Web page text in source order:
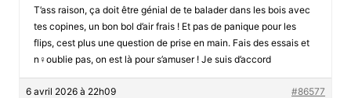
T’ass raison, ça doit être génial de te balader dans les bois avec
tes copines, un bon bol d’air frais ! Et pas de panique pour les
flips, cest plus une question de prise en main. Fais des essais et
n♀oublie pas, on est là pour s’amuser ! Je suis d’accord
6 avril 2026 à 22h09 #86577